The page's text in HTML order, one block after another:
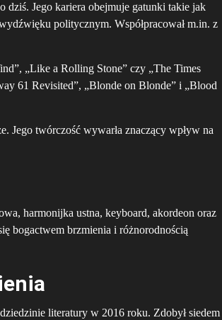
dziś. Jego kariera obejmuje gatunki takie jak
politycznym. Współpracował m.in. z
„Like a Rolling Stone” czy „The Times
61 Revisited”, „Blonde on Blonde” i „Blood
Jego twórczość wywarła znaczący wpływ na
harmonijka ustna, keyboard, akordeon oraz
bogactwem brzmienia i różnorodnością
literatury w 2016 roku. Zdobył siedem